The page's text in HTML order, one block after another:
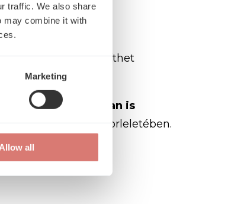
traffic. We also share
may combine it with
Marketing
Allow all
segíthet
távkonzultációban is
laborleletében.